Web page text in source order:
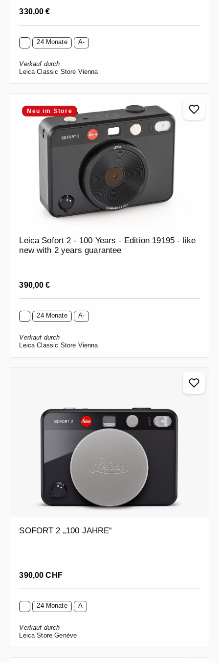
Regulärer Preis:
330,00 €
24 Monate A-
Verkauf durch
Leica Classic Store Vienna
Neu im Store
Leica Sofort 2 - 100 Years - Edition 19195 - like
new with 2 years guarantee
Regulärer Preis:
390,00 €
24 Monate A-
Verkauf durch
Leica Classic Store Vienna
SOFORT 2 „100 JAHRE“
Regulärer Preis:
390,00 CHF
24 Monate A
Verkauf durch
Leica Store Genève